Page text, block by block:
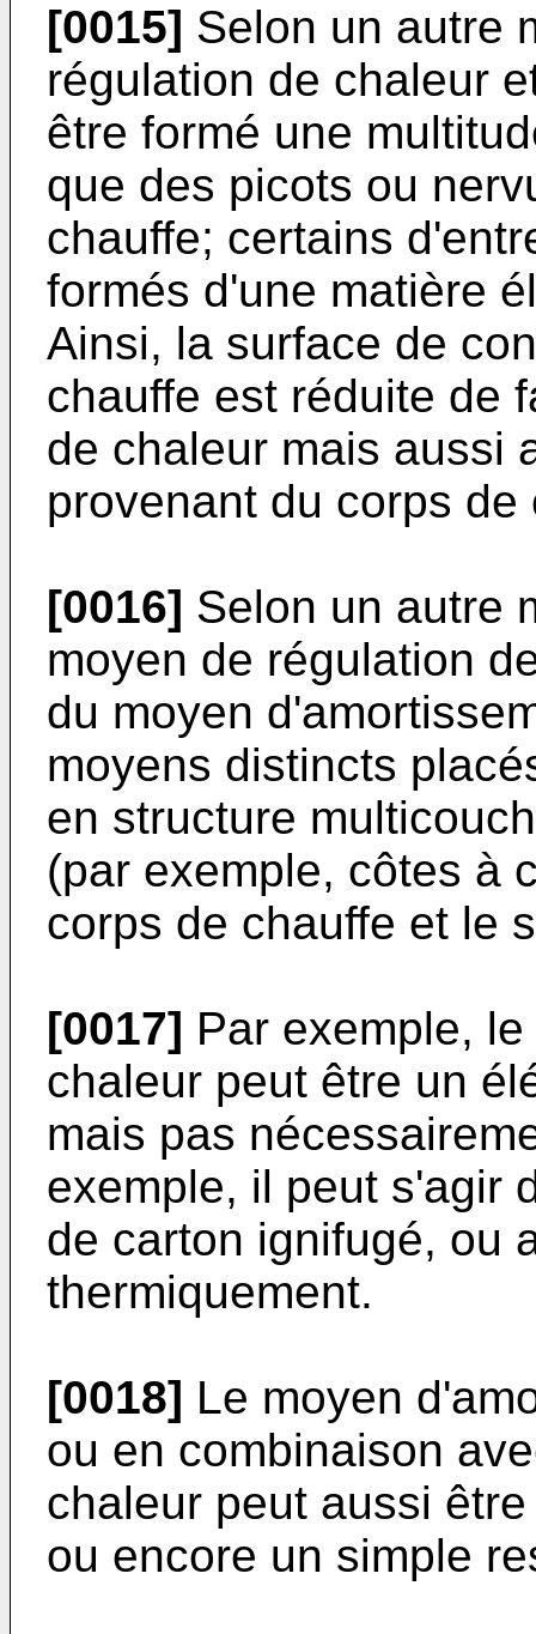
[0015] Selon un autre
régulation de chaleur
être formé une
que des picots ou
chauffe; certains
formés d'une matière
Ainsi, la surface de
chauffe est réduite de
de chaleur mais aussi
provenant du corps de
[0016] Selon un autre
moyen de régulation
du moyen
moyens distincts
en structure
(par exemple, côtes à
corps de chauffe et le
[0017] Par exemple,
chaleur peut être un
mais pas
exemple, il peut s'agir
de carton ignifugé, ou
thermiquement.
[0018] Le moyen
ou en combinaison
chaleur peut aussi
ou encore un simple